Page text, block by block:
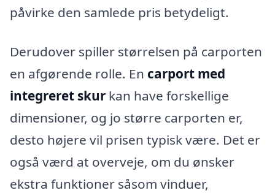
påvirke den samlede pris betydeligt.
Derudover spiller størrelsen på carporten
en afgørende rolle. En carport med
integreret skur kan have forskellige
dimensioner, og jo større carporten er,
desto højere vil prisen typisk være. Det er
også værd at overveje, om du ønsker
ekstra funktioner såsom vinduer,